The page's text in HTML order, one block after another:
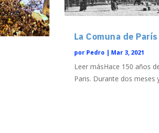
La Comuna de
por Pedro | Mar 3, 2021
Leer másHace 150 años
Paris. Durante dos meses